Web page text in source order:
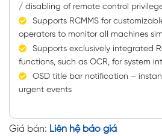
/ disabling of remote control
Supports RCMMS for
operators to monitor all machines
Supports exclusively integrated
functions, such as OCR, for system
OSD title bar notification –
urgent events
Giá bán: Liên hệ báo giá